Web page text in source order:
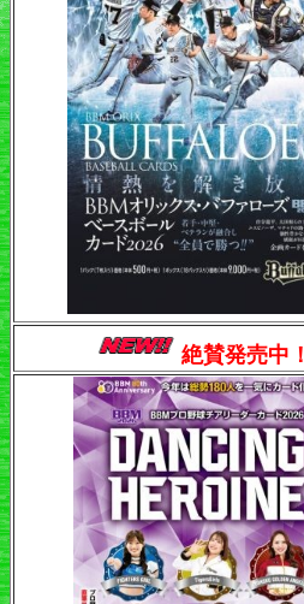
絶賛発売中！